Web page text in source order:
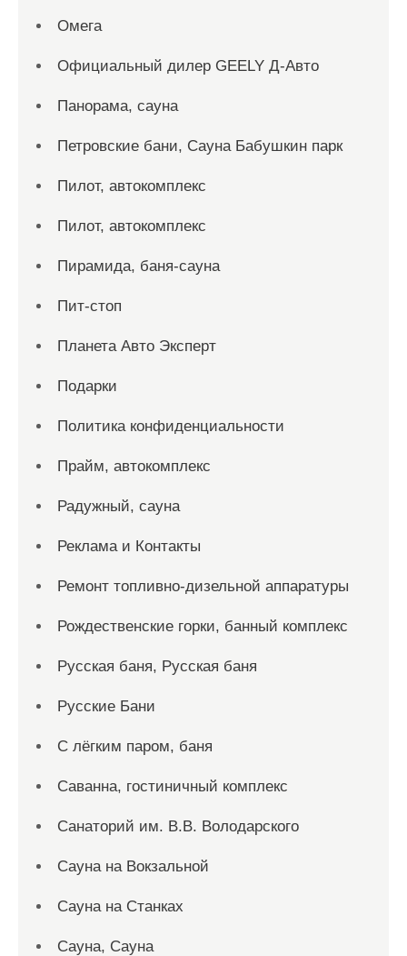
Омега
Официальный дилер GEELY Д-Авто
Панорама, сауна
Петровские бани, Сауна Бабушкин парк
Пилот, автокомплекс
Пилот, автокомплекс
Пирамида, баня-сауна
Пит-стоп
Планета Авто Эксперт
Подарки
Политика конфиденциальности
Прайм, автокомплекс
Радужный, сауна
Реклама и Контакты
Ремонт топливно-дизельной аппаратуры
Рождественские горки, банный комплекс
Русская баня, Русская баня
Русские Бани
С лёгким паром, баня
Саванна, гостиничный комплекс
Санаторий им. В.В. Володарского
Сауна на Вокзальной
Сауна на Станках
Сауна, Сауна